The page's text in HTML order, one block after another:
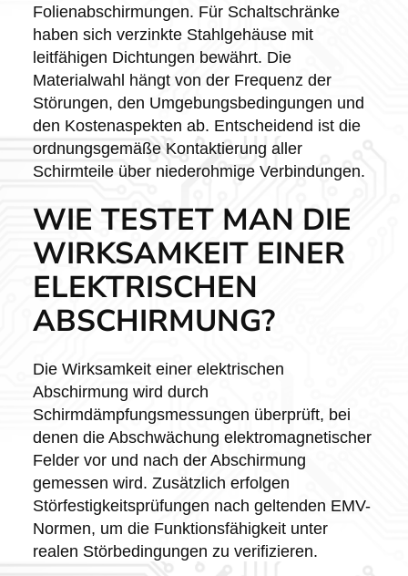
Folienabschirmungen. Für Schaltschränke
haben sich verzinkte Stahlgehäuse mit
leitfähigen Dichtungen bewährt. Die
Materialwahl hängt von der Frequenz der
Störungen, den Umgebungsbedingungen und
den Kostenaspekten ab. Entscheidend ist die
ordnungsgemäße Kontaktierung aller
Schirmteile über niederohmige Verbindungen.
WIE TESTET MAN DIE
WIRKSAMKEIT EINER
ELEKTRISCHEN
ABSCHIRMUNG?
Die Wirksamkeit einer elektrischen
Abschirmung wird durch
Schirmdämpfungsmessungen überprüft, bei
denen die Abschwächung elektromagnetischer
Felder vor und nach der Abschirmung
gemessen wird. Zusätzlich erfolgen
Störfestigkeitsprüfungen nach geltenden EMV-
Normen, um die Funktionsfähigkeit unter
realen Störbedingungen zu verifizieren.